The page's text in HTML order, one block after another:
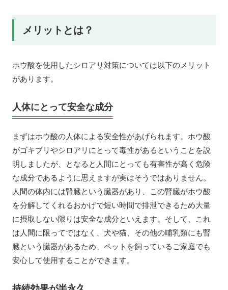
メリットとは？
ホウ酸を使用したシロアリ対策については以下のメリット
があります。
人体にとって安全な成分
まずはホウ酸の人体による安全性があげられます。ホウ酸
がゴキブリやシロアリにとって毒性があるということを説
明しましたが、となると人間にとっても有害性が高く危険
な成分であるように思えますが実はそうではありません。
人間の体内には腎臓という臓器があり、この腎臓がホウ酸
を分解してくれるおかげで短い時間で排泄できるため大量
に摂取しない限りは安全な成分といえます。そして、これ
は人間に限ってではなく、犬や猫、その他の哺乳類にも腎
臓という臓器があるため、ペットを飼っているご家庭でも
安心して使用することができます。